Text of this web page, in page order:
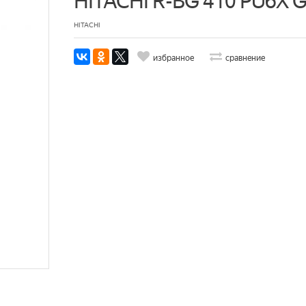
HITACHI
избранное сравнение